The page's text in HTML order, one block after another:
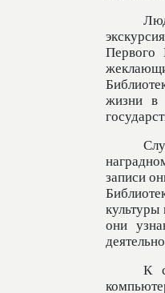
Первого
жизни в
записи
они
К